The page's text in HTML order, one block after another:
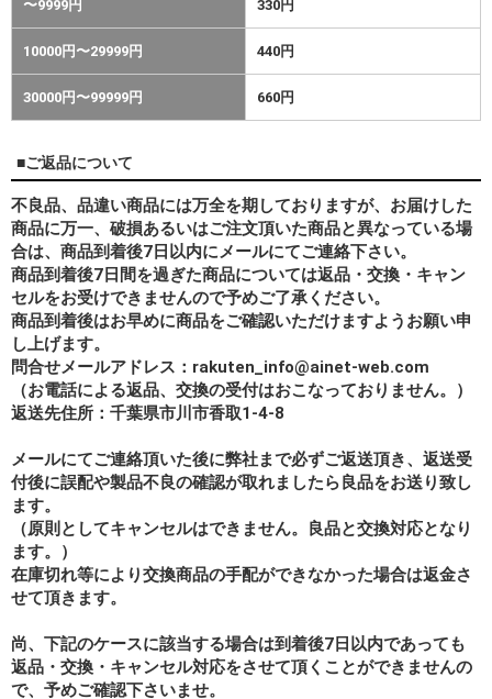
〜9999円 330円
10000円〜29999円 440円
30000円〜99999円 660円
■ご返品について
不良品、品違い商品には万全を期しておりますが、お届けした
商品に万一、破損あるいはご注文頂いた商品と異なっている場
合は、商品到着後7日以内にメールにてご連絡下さい。
商品到着後7日間を過ぎた商品については返品・交換・キャン
セルをお受けできませんので予めご了承ください。
商品到着後はお早めに商品をご確認いただけますようお願い申
し上げます。
問合せメールアドレス：rakuten_info@ainet-web.com
（お電話による返品、交換の受付はおこなっておりません。）
返送先住所：千葉県市川市香取1-4-8
メールにてご連絡頂いた後に弊社まで必ずご返送頂き、返送受
付後に誤配や製品不良の確認が取れましたら良品をお送り致し
ます。
（原則としてキャンセルはできません。良品と交換対応となり
ます。）
在庫切れ等により交換商品の手配ができなかった場合は返金さ
せて頂きます。
尚、下記のケースに該当する場合は到着後7日以内であっても
返品・交換・キャンセル対応をさせて頂くことができませんの
で、予めご確認下さいませ。